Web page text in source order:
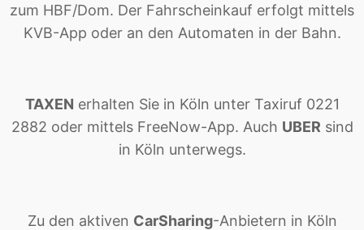
zum HBF/Dom. Der Fahrscheinkauf erfolgt mittels
KVB-App oder an den Automaten in der Bahn.
TAXEN erhalten Sie in Köln unter Taxiruf 0221
2882 oder mittels FreeNow-App. Auch UBER sind
in Köln unterwegs.
Zu den aktiven CarSharing-Anbietern in Köln